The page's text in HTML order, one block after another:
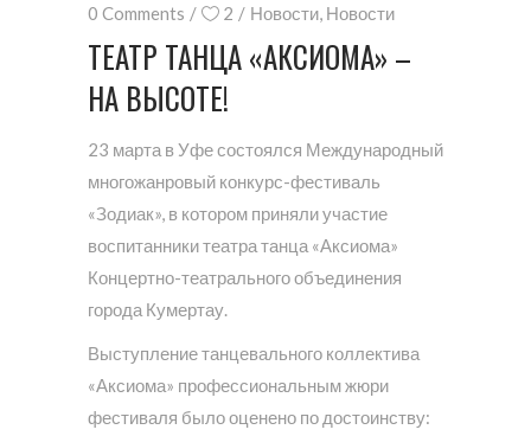
0 Comments
2 Новости, Новости
ТЕАТР ТАНЦА «АКСИОМА» –
НА ВЫСОТЕ!
23 марта в Уфе состоялся Международный
многожанровый конкурс-фестиваль
«Зодиак», в котором приняли участие
воспитанники театра танца «Аксиома»
Концертно-театрального объединения
города Кумертау.
Выступление танцевального коллектива
«Аксиома» профессиональным жюри
фестиваля было оценено по достоинству: